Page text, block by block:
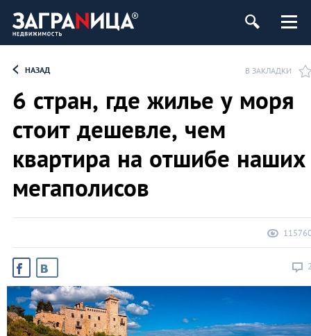
НАЗАД В ЗАКЛАДКИ
6 стран, где жилье у моря
стоит дешевле, чем
квартира на отшибе наших
мегаполисов